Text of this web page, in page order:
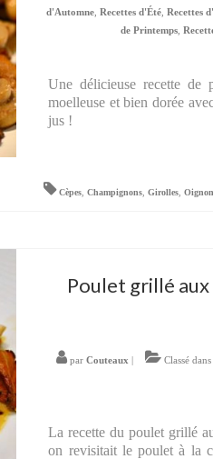
d'Automne ,Recettes d'Été ,Recettes
de Printemps ,
Une délicieuse recette
moelleuse et bien dorée
jus !
Cèpes ,Champignons ,Girolles ,
Poulet grillé
parCouteaux | Classé
La recette du poulet grillé
on revisitait le poulet à la